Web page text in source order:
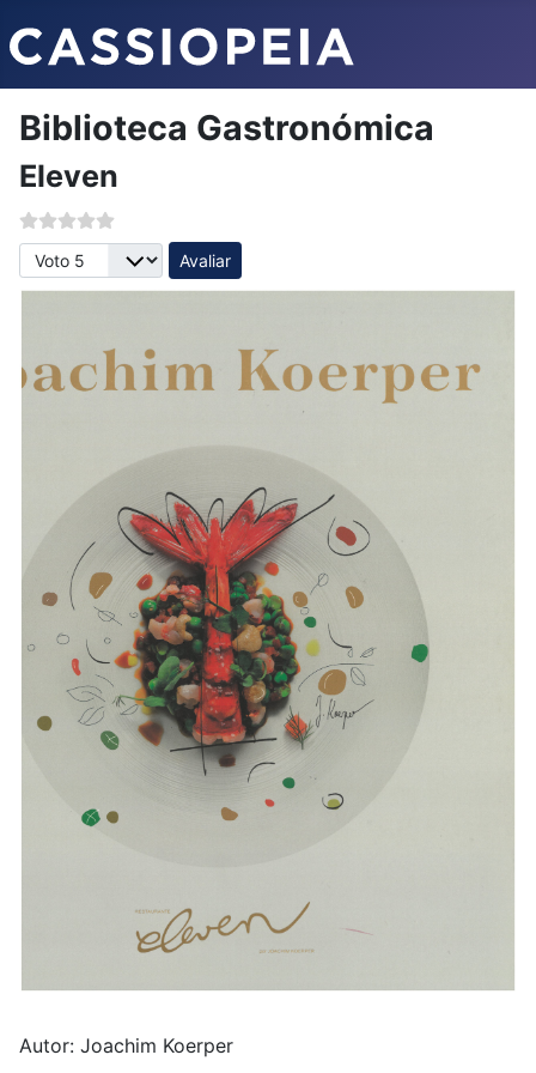
Biblioteca Gastronómica
Eleven
Avalie, por favor
Autor: Joachim Koerper